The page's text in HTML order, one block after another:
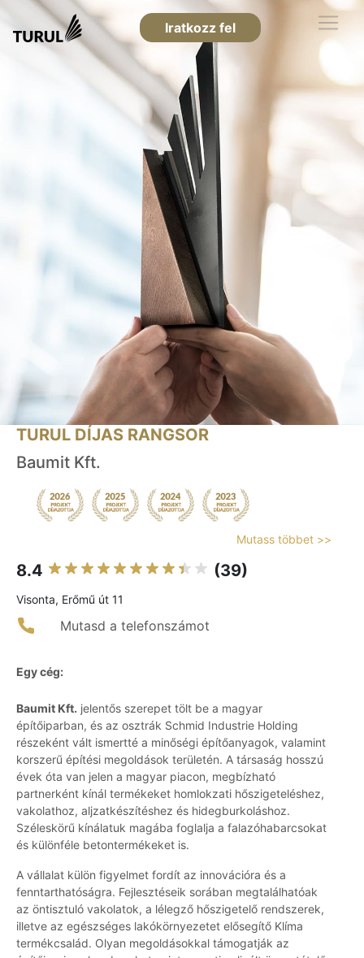
Iratkozz fel
TURUL DÍJAS RANGSOR
Baumit Kft.
Mutass többet >>
8.4 (39)
Visonta, Erőmű út 11
Mutasd a telefonszámot
Egy cég:
Baumit Kft. jelentős szerepet tölt be a magyar
építőiparban, és az osztrák Schmid Industrie Holding
részeként vált ismertté a minőségi építőanyagok, valamint
korszerű építési megoldások területén. A társaság hosszú
évek óta van jelen a magyar piacon, megbízható
partnerként kínál termékeket homlokzati hőszigeteléshez,
vakolathoz, aljzatkészítéshez és hidegburkoláshoz.
Széleskörű kínálatuk magába foglalja a falazóhabarcsokat
és különféle betontermékeket is.
A vállalat külön figyelmet fordít az innovációra és a
fenntarthatóságra. Fejlesztéseik sorában megtalálhatóak
az öntisztuló vakolatok, a lélegző hőszigetelő rendszerek,
illetve az egészséges lakókörnyezetet elősegítő Klíma
termékcsalád. Olyan megoldásokkal támogatják az